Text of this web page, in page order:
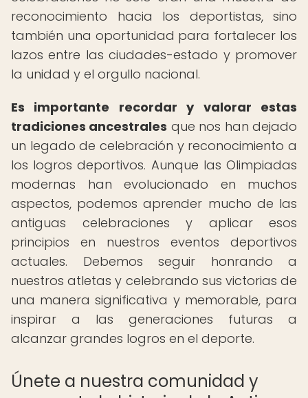
reconocimiento hacia los deportistas, sino
también una oportunidad para fortalecer los
lazos entre las ciudades-estado y promover
la unidad y el orgullo nacional.
Es importante recordar y valorar estas
tradiciones ancestrales que nos han dejado
un legado de celebración y reconocimiento a
los logros deportivos. Aunque las Olimpiadas
modernas han evolucionado en muchos
aspectos, podemos aprender mucho de las
antiguas celebraciones y aplicar esos
principios en nuestros eventos deportivos
actuales. Debemos seguir honrando a
nuestros atletas y celebrando sus victorias de
una manera significativa y memorable, para
inspirar a las generaciones futuras a
alcanzar grandes logros en el deporte.
Únete a nuestra comunidad y